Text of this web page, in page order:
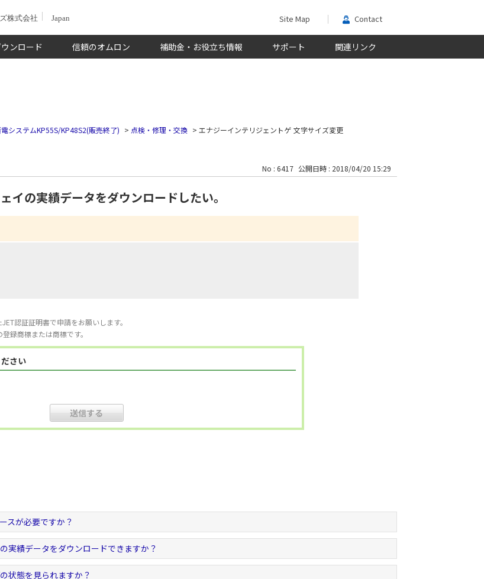
株式会社 Japan Site Map Contact
ンロード 信頼のオムロン 補助金・お役立ち情報 サポート 関連リンク
文字サイズ変更
システムKP55S/KP48S2(販売終了) > 点検・修理・交換 > エナジーインテリジェントゲ
No : 6417 公開日時 : 2018/04/20 15:29
イの実績データをダウンロードしたい。
認証証明書で申請をお願いします。
録商標または商標です。
さい
スが必要ですか？
実績データをダウンロードできますか？
状態を見られますか？